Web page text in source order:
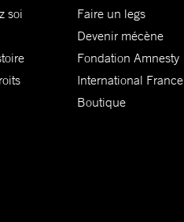
soi
Faire un legs
Devenir mécène
Fondation Amnesty
International France
Boutique